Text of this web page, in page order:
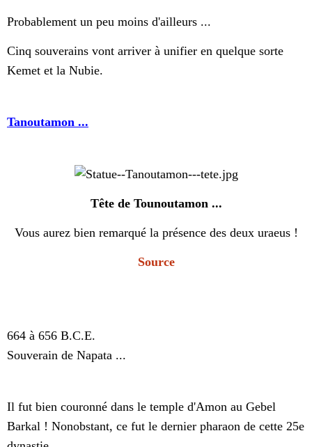
Probablement un peu moins d'ailleurs ...
Cinq souverains vont arriver à unifier en quelque sorte
Kemet et la Nubie.
Tanoutamon ...
Tête de Tounoutamon ...
Vous aurez bien remarqué la présence des deux uraeus !
Source
664 à 656 B.C.E.
Souverain de Napata ...
Il fut bien couronné dans le temple d'Amon au Gebel
Barkal ! Nonobstant, ce fut le dernier pharaon de cette 25e